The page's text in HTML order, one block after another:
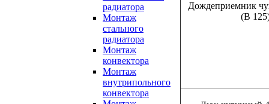
радиатора
Монтаж
стального
радиатора
Монтаж
конвектора
Монтаж
внутрипольного
конвектора
Дождеприемник
(В